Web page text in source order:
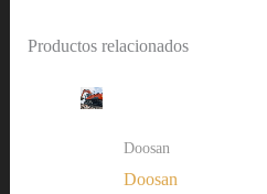
Productos relacionados
Doosan
Doosan